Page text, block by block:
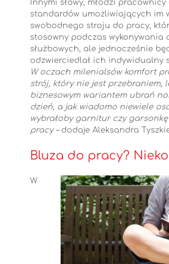
Innymi słowy, młodzi
standardów umożliwiających im
swobodnego stroju do pracy,
stosowny podczas wykonywania
służbowych, ale jednocześnie
odzwierciedlał ich indywidualny
W oczach milenialsów komfort
strój, który nie jest przebraniem,
biznesowym wariantem ubrań
dzień, a jak wiadomo niewiele
wybrałoby garnitur czy
pracy –dodaje Aleksandra
Bluza do pracy?
W